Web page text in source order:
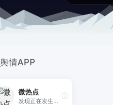
舆情APP
微热点
发现正在发生或潜在发生的全网热点。